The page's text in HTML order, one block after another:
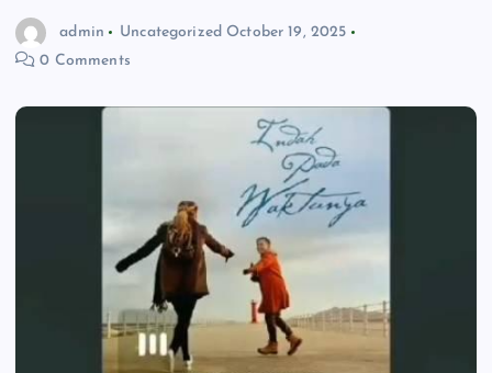
admin Uncategorized October 19, 2025
0 Comments